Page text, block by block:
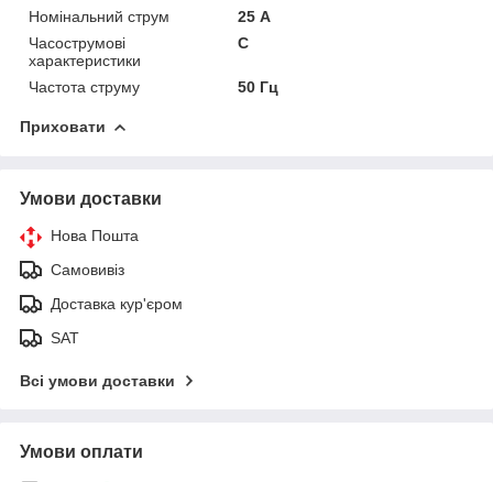
Номінальний струм
25 А
Часострумові
характеристики
C
Частота струму 50 Гц
Приховати
Умови доставки
Нова Пошта
Самовивіз
Доставка кур'єром
SAT
Всі умови доставки
Умови оплати